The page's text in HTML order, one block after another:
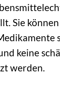
Sie
keine
werden.